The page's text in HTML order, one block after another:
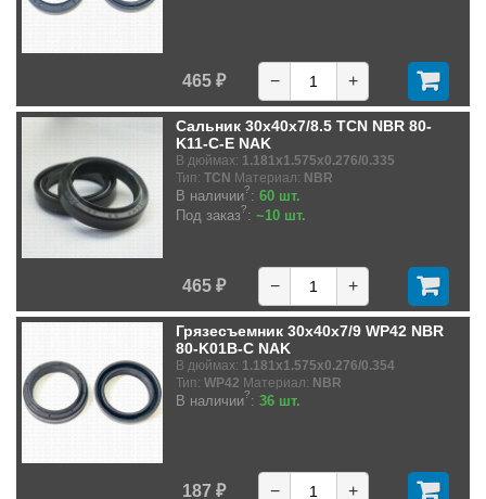
465 ₽ − +
Сальник 30x40x7/8.5 TCN NBR 80-
K11-C-E NAK
В дюймах: 1.181x1.575x0.276/0.335
Тип: TCN Материал: NBR
В наличии?: 60 шт.
Под заказ?: ~10 шт.
465 ₽ − +
Грязесъемник 30x40x7/9 WP42 NBR
80-K01B-C NAK
В дюймах: 1.181x1.575x0.276/0.354
Тип: WP42 Материал: NBR
В наличии?: 36 шт.
187 ₽ − +